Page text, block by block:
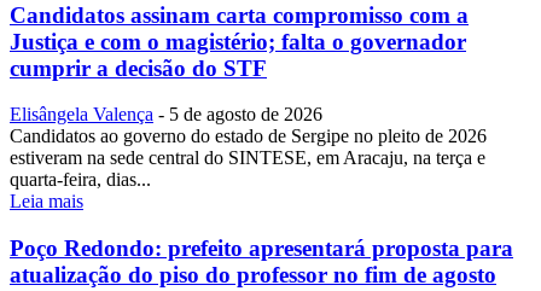
Candidatos assinam carta compromisso com a
Justiça e com o magistério; falta o governador
cumprir a decisão do STF
Elisângela Valença - 5 de agosto de 2026
Candidatos ao governo do estado de Sergipe no pleito de 2026
estiveram na sede central do SINTESE, em Aracaju, na terça e
quarta-feira, dias...
Leia mais
Poço Redondo: prefeito apresentará proposta para
atualização do piso do professor no fim de agosto